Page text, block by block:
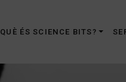
QUÈ ÉS SCIENCE BITS?